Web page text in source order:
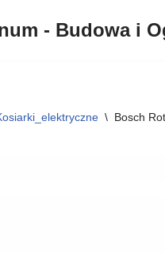
- Budowa i
\ Bosch